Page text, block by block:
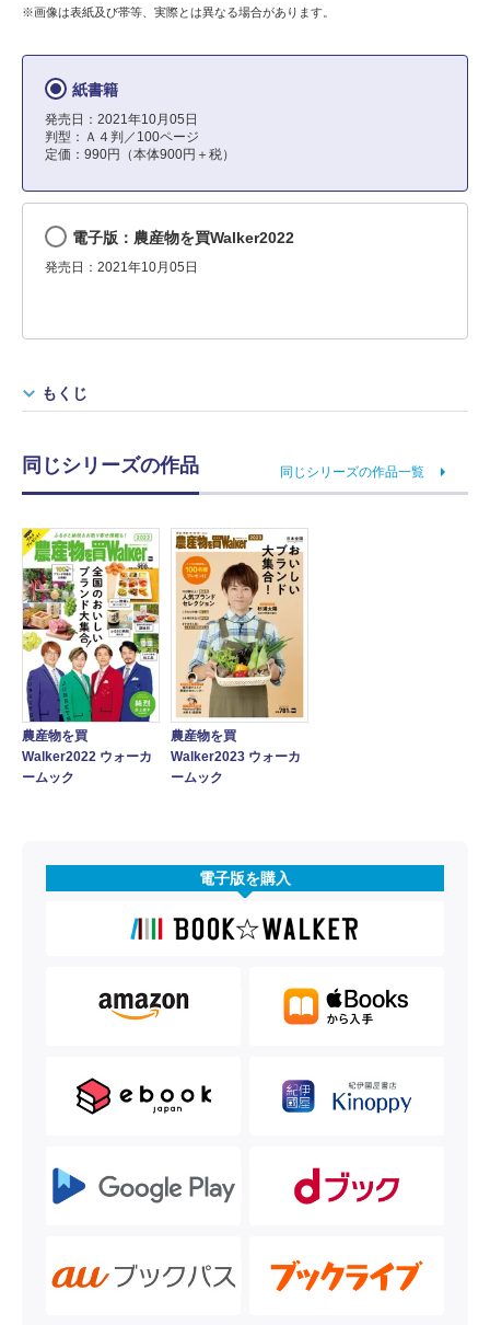
※画像は表紙及び帯等、実際とは異なる場合があります。
紙書籍
発売日：2021年10月05日
判型：Ａ４判／100ページ
定価：990円（本体900円＋税）
電子版：農産物を買Walker2022
発売日：2021年10月05日
もくじ
同じシリーズの作品 同じシリーズの作品一覧
農産物を買
Walker2022 ウォーカ
ームック
農産物を買
Walker2023 ウォーカ
ームック
電子版を購入